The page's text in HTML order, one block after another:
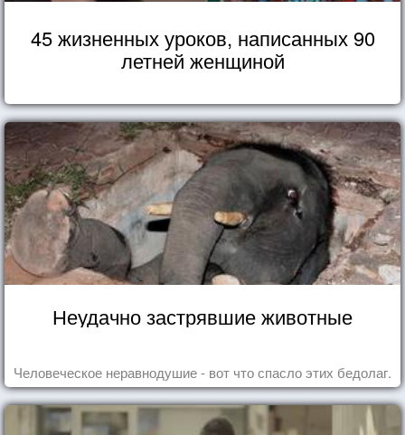
45 жизненных уроков, написанных 90
летней женщиной
Неудачно застрявшие животные
Человеческое неравнодушие - вот что спасло этих бедолаг.